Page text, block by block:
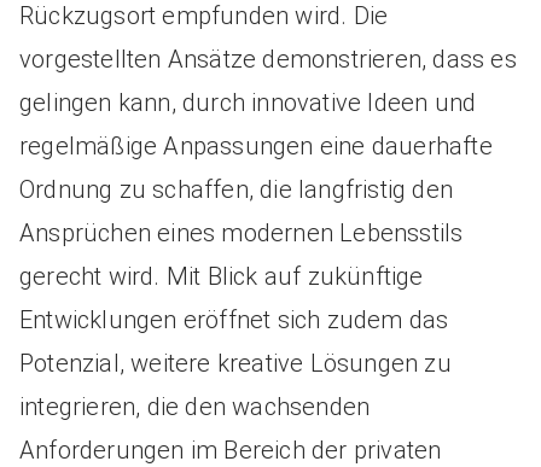
Rückzugsort empfunden wird. Die
vorgestellten Ansätze demonstrieren, dass es
gelingen kann, durch innovative Ideen und
regelmäßige Anpassungen eine dauerhafte
Ordnung zu schaffen, die langfristig den
Ansprüchen eines modernen Lebensstils
gerecht wird. Mit Blick auf zukünftige
Entwicklungen eröffnet sich zudem das
Potenzial, weitere kreative Lösungen zu
integrieren, die den wachsenden
Anforderungen im Bereich der privaten